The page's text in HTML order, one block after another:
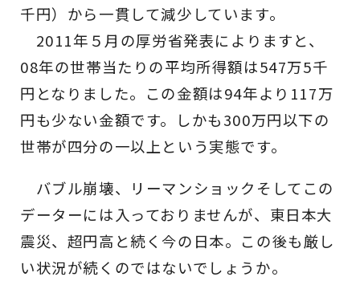
千円）から一貫して減少しています。
2011年５月の厚労省発表によりますと、
08年の世帯当たりの平均所得額は547万5千
円となりました。この金額は94年より117万
円も少ない金額です。しかも300万円以下の
世帯が四分の一以上という実態です。
バブル崩壊、リーマンショックそしてこの
データーには入っておりませんが、東日本大
震災、超円高と続く今の日本。この後も厳し
い状況が続くのではないでしょうか。